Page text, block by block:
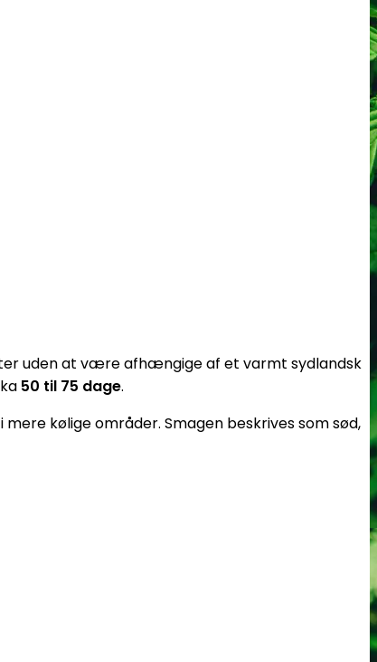
uden at være afhængige af et varmt sydlandsk
50 til 75 dage.
kølige områder. Smagen beskrives som sød,